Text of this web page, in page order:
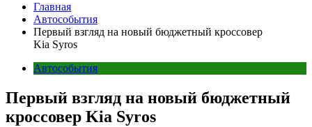
Главная
Автособытия
Первый взгляд на новый бюджетный кроссовер
Kia Syros
Автособытия
Первый взгляд на новый бюджетный
кроссовер Kia Syros